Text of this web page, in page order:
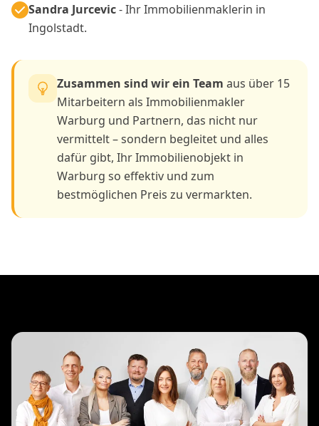
Sandra Jurcevic- Ihr Immobilienmaklerin in
Ingolstadt.
Zusammen sind wir ein Team aus über 15
Mitarbeitern als Immobilienmakler
Warburg und Partnern, das nicht nur
vermittelt – sondern begleitet und alles
dafür gibt, Ihr Immobilienobjekt in
Warburg so effektiv und zum
bestmöglichen Preis zu vermarkten.